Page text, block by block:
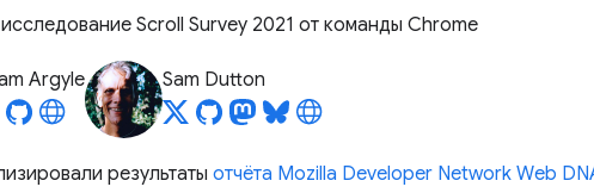
Scroll Survey 2021 от команды Chrome
Argyle Sam Dutton
результаты отчёта Mozilla Developer Network Web